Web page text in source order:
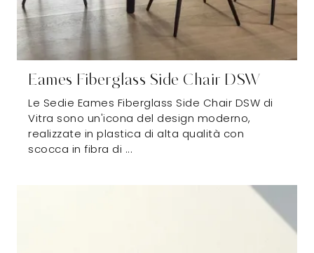
Eames Fiberglass Side Chair DSW
Le Sedie Eames Fiberglass Side Chair DSW di
Vitra sono un'icona del design moderno,
realizzate in plastica di alta qualità con
scocca in fibra di ...